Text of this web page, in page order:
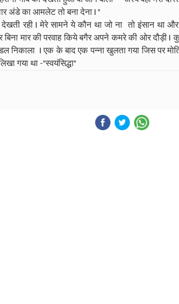
अंडे का आमलेट तो बना देना I "
रही I मेरे सामने ये कौन था जो ना तो इंसान था
बिना मार की परवाह किये बगैर अपने कमरे की ओर दौड़ी I
निकाला I एक के बाद एक पन्ना खुलता गया जिस पर
गया था -"स्वयंसिद्धा"